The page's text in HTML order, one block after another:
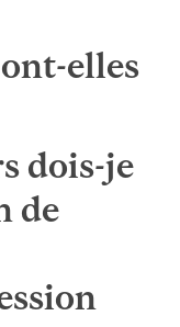
elles
dois-je
de